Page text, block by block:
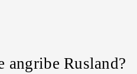
angribe Rusland?